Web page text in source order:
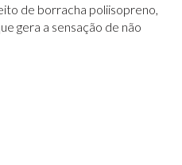
de borracha poliisopreno,
gera a sensação de não